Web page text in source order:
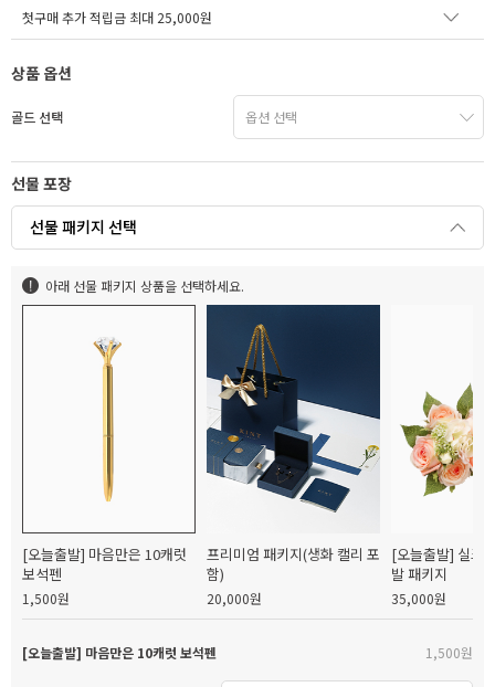
첫구매 추가 적립금 최대 25,000원
상품 옵션
골드 선택
선물 포장
선물 패키지 선택
아래 선물 패키지 상품을 선택하세요.
[오늘출발] 마음만은 10캐럿
보석펜
1,500원
프리미엄 패키지(생화 캘리 포
함)
20,000원
[오늘출발] 실크
발 패키지
35,000원
[오늘출발] 마음만은 10캐럿 보석펜 1,500원